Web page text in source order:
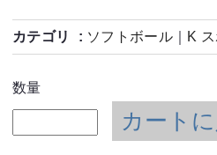
カテゴリ ソフトボール｜ K
数量
カート